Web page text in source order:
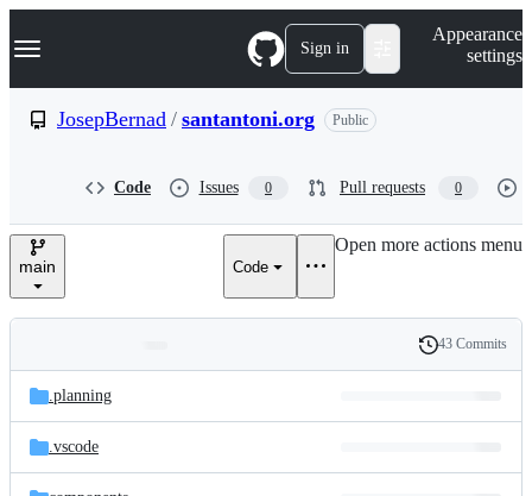
k
p
e
Navigation Menu Sign in
Appearance
settings
JosepBernad / santantoni.org Public
Code Issues 0 Pull requests 0
main Code
Open more actions menu
and
files
Latest
commit
History
43 Commits
.planning
.vscode